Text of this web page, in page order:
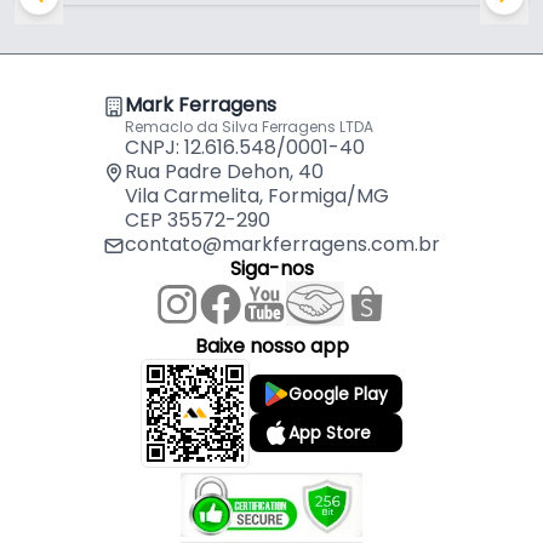
por R$250,17
Mark Ferragens
Remaclo da Silva Ferragens LTDA
CNPJ: 12.616.548/0001-40
Rua Padre Dehon, 40
Vila Carmelita, Formiga/MG
CEP 35572-290
contato@markferragens.com.br
Siga-nos
Baixe nosso app
Google Play
App Store